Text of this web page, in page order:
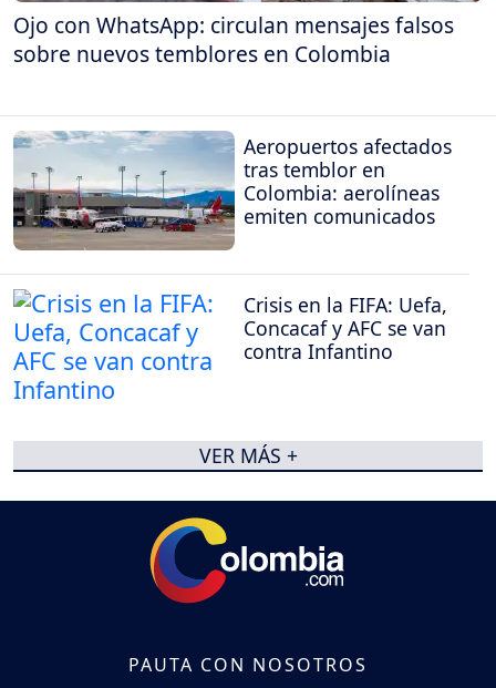
Ojo con WhatsApp: circulan mensajes falsos
sobre nuevos temblores en Colombia
Aeropuertos afectados
tras temblor en
Colombia: aerolíneas
emiten comunicados
Crisis en la FIFA: Uefa,
Concacaf y AFC se van
contra Infantino
VER MÁS +
PAUTA CON NOSOTROS